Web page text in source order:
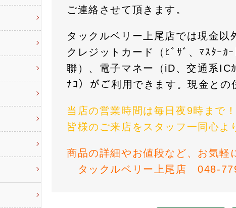
ご連絡させて頂きます。
タックルベリー上尾店では現金以
クレジットカード（ﾋﾞｻﾞ、ﾏｽﾀｰｶ
聯）、電子マネー（iD、交通系IC
ﾅｺ）がご利用できます。現金との
当店の営業時間は毎日夜9時まで！
皆様のご来店をスタッフ一同心よ
商品の詳細やお値段など、お気軽
タックルベリー上尾店 048-